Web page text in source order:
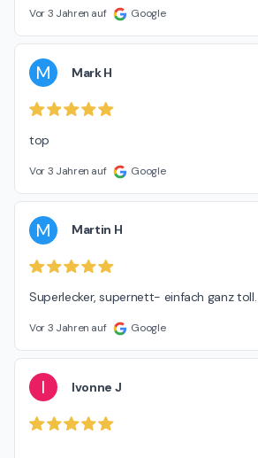
Vor 3 Jahren auf Google
M Mark H
top
Vor 3 Jahren auf Google
M Martin H
Superlecker, supernett- einfach ganz toll.
Vor 3 Jahren auf Google
I Ivonne J